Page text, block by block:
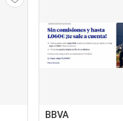
BBVA